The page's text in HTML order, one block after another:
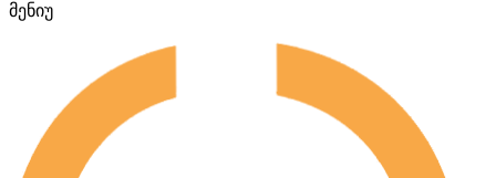
მენიუ